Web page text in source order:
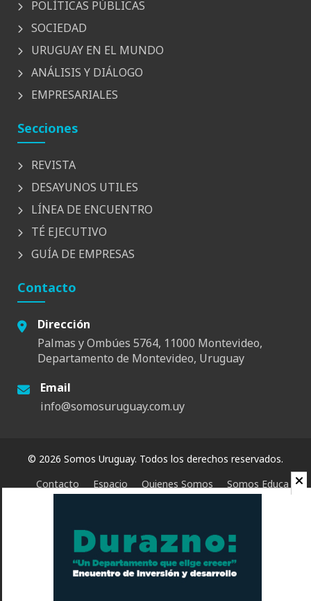
POLÍTICAS PÚBLICAS
SOCIEDAD
URUGUAY EN EL MUNDO
ANÁLISIS Y DIÁLOGO
EMPRESARIALES
Secciones
REVISTA
DESAYUNOS UTILES
LÍNEA DE ENCUENTRO
TÉ EJECUTIVO
GUÍA DE EMPRESAS
Contacto
Dirección
Palmas y Ombúes 5764, 11000 Montevideo,
Departamento de Montevideo, Uruguay
Email
info@somosuruguay.com.uy
© 2026 Somos Uruguay. Todos los derechos reservados.
Contacto
Espacio Quienes Somos Somos Educa